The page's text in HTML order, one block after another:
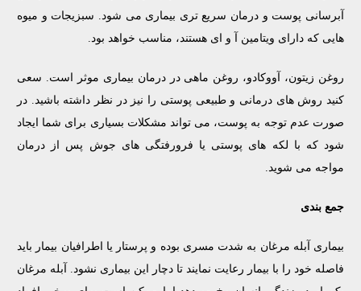
آبرسانی پوست و درمان سریع تری بیماری می شود. سبزیجات و میوه
هایی که دارای ویتامین آ و ای هستند، مناسب خواهد بود.
روغن زیتون، آووکادو، روغن ماهی در درمان بیماری موثر است. سعی
کنید روش های درمانی و طبیعی پوستی را نیز در نظر داشته باشید. در
صورت عدم توجه به پوست، می تواند مشکلات بسیاری برای شما ایجاد
شود که با لکه های پوستی یا فرورفتگی های جوش پس از درمان
مواجه می شوید.
جمع بندی
بیماری آبله مرغان به شدت مسری بوده و پرستار یا اطرافیان بیمار باید
فاصله خود را با بیمار رعایت نمایند تا دچار این بیماری نشود. آبله مرغان